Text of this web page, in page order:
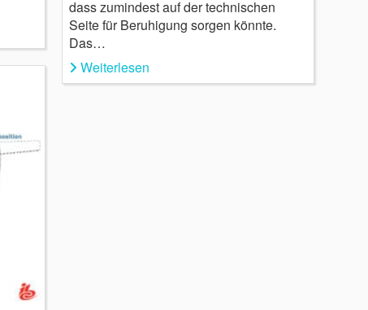
dass zumindest auf der technischen
Seite für Beruhigung sorgen könnte.
Das…
Weiterlesen